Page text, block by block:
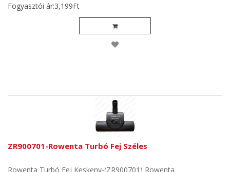
Fogyasztói ár:3,199Ft
ZR900701-Rowenta Turbó Fej Széles
Rowenta Turbó Fej Keskeny-(ZR900701) Rowenta